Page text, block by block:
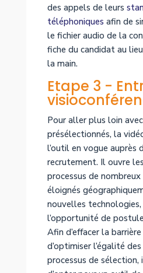
des appels de leurs
téléphoniques afin de
le fichier audio de la
fiche du candidat au
la main.
Etape 3 -
Pour aller plus loin
présélectionnés, la
l’outil en vogue auprès
recrutement. Il ouvre
processus de
éloignés
nouvelles technologies,
l’opportunité de
Afin d’effacer la
d’optimiser l’égalité
processus de